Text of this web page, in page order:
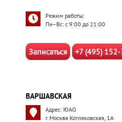
Режим работы:
Пн–Вс: с 9:00 до 21:00
Записаться +7 (495)
ВАРШАВСКАЯ
Адрес: ЮАО
г. Москва Котляковская, 1А